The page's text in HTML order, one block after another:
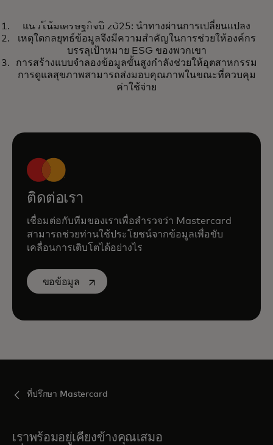
แนวโน้มเศรษฐกิจปี 2025: นำทาง
ผ่านการเปลี่ยนแปลง
เรียนรู้เพิ่มเติมopens in a new tab
แนวโน้มเศรษฐกิจปี 2025: นำทางผ่านการเปลี่ยนแปลง
เหตุใดกลยุทธ์ข้อมูลจึงมีความสำคัญในการช่วยให้องค์กร
บรรลุเป้าหมาย ESG ของพวกเขา
การสร้างแบบจำลองข้อมูลขั้นสูงกำลังช่วยให้อุตสาหกรรม
การดูแลสุขภาพสามารถส่งมอบคุณภาพในขณะที่ควบคุม
ค่าใช้จ่าย
ติดต่อเรา
เชื่อมต่อกับทีมของเราเพื่อสำรวจว่า Mastercard
สามารถช่วยท่านใช้ประโยชน์จากข้อมูลเพื่อขับ
เคลื่อนการเติบโตได้อย่างไร
ขอข้อมูลopens in a new tab
ที่ปรึกษา Mastercard
เราพร้อมอยู่เคียงข้างคุณเสมอ